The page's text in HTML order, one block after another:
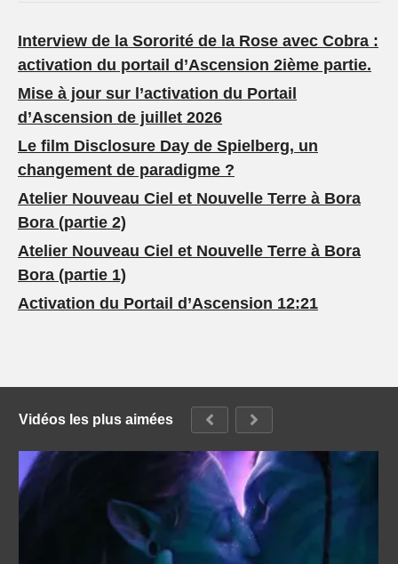
Interview de la Sororité de la Rose avec Cobra :
activation du portail d’Ascension 2ième partie.
Mise à jour sur l’activation du Portail
d’Ascension de juillet 2026
Le film Disclosure Day de Spielberg, un
changement de paradigme ?
Atelier Nouveau Ciel et Nouvelle Terre à Bora
Bora (partie 2)
Atelier Nouveau Ciel et Nouvelle Terre à Bora
Bora (partie 1)
Activation du Portail d’Ascension 12:21
Vidéos les plus aimées